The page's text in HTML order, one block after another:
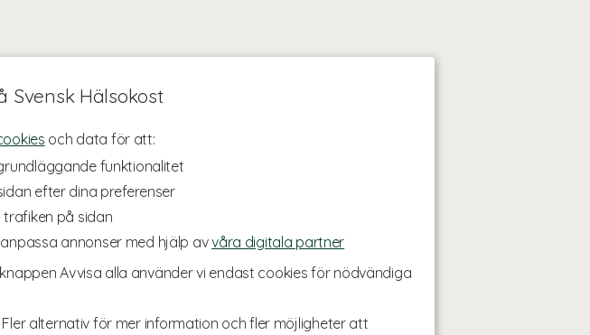
Svensk Hälsokost
och data för att:
funktionalitet
efter dina preferenser
trafiken på sidan
annonser med hjälp avvåra digitala partner
Avvisa alla använder vi endast cookies för nödvändiga
alternativ för mer information och fler möjligheter att